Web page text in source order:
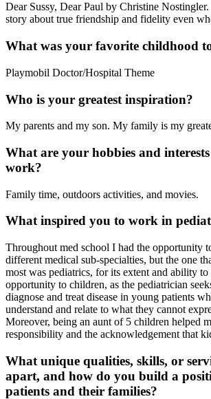
Dear Sussy, Dear Paul by Christine Nostingler.
story about true friendship and fidelity even
What was your favorite childhood
Playmobil Doctor/Hospital Theme
Who is your greatest inspiration?
My parents and my son. My family is my
What are your hobbies and
work?
Family time, outdoors activities, and movies.
What inspired you to work in
Throughout med school I had the opportunity
different medical sub-specialties, but the one
most was pediatrics, for its extent and ability
opportunity to children, as the pediatrician
diagnose and treat disease in young patients
understand and relate to what they cannot
Moreover, being an aunt of 5 children helped
responsibility and the acknowledgement that
What unique qualities, skills, or
apart, and how do you build a
patients and their families?